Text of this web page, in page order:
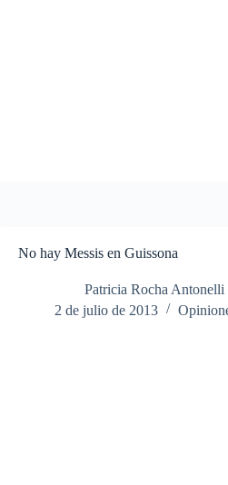
No hay Messis en Guissona
Patricia Rocha Antonelli
2 de julio de 2013